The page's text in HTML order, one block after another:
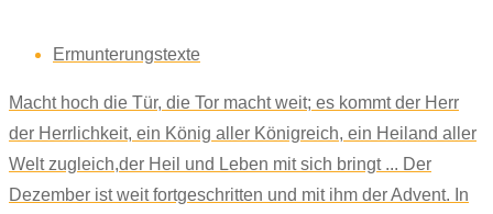
Ermunterungstexte
Macht hoch die Tür, die Tor macht weit; es kommt der Herr
der Herrlichkeit, ein König aller Königreich, ein Heiland aller
Welt zugleich,der Heil und Leben mit sich bringt ... Der
Dezember ist weit fortgeschritten und mit ihm der Advent. In